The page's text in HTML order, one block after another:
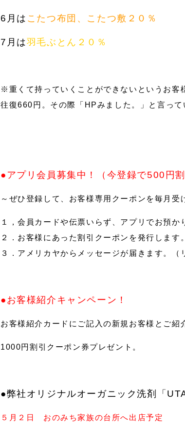
6月は こたつ布団、こたつ敷２０％
7月は羽毛ぶとん２０％
※重くて持っていくことができないというお客
往復660円。その際「HPみました。」と言っ
●アプリ会員募集中！（今登録で500円
～ぜひ登録して、お客様専用クーポンを毎月受
１，会員カードや伝票いらず、アプリでお預
２．お客様にあった割引クーポンを発行します。
３．アメリカヤからメッセージが届きます。
●お客様紹介キャンペーン！
お客様紹介カードにご記入の新規お客様とご紹
1000円割引クーポン券プレゼント。
●弊社オリジナルオーガニック洗剤「
５月２日 おのみち家族の台所へ出店予定